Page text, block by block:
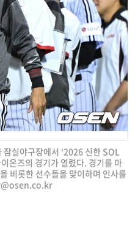
실야구장에서 ‘2026 신한 SOL
온즈의 경기가 열렸다. 경기를 마
비롯한 선수들을 맞이하며 인사를